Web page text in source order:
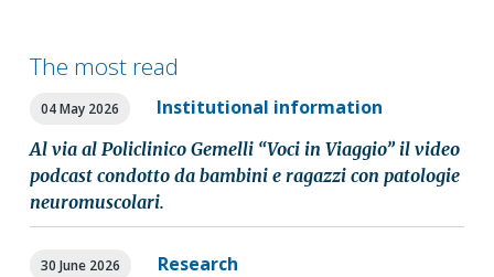
The most read
04 May 2026 Institutional information
Al via al Policlinico Gemelli “Voci in Viaggio” il video
podcast condotto da bambini e ragazzi con patologie
neuromuscolari.
30 June 2026 Research